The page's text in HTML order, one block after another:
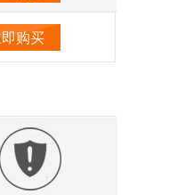
购买